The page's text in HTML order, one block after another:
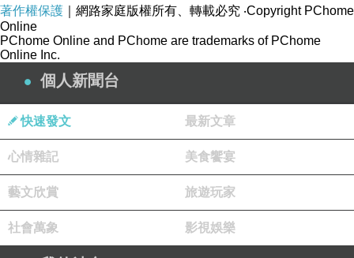
2、從原包裝鋁箔袋中取出試 劑條，將試 劑條按
箭頭方向插入尿液標本中。註意尿液液面不能超
過試 劑條的標記線。
3、至少5秒鐘後取出平放於幹凈平整的臺面上觀
察結果。
4、等待紫紅色條帶的出現，測試結果應在3分鐘
時讀取，10分鐘後判定無效。
建議采用晨尿做測試，
美國黑金 16片裝
濃縮，激素水平較高，另外為提高試驗的正確
率，測試前夜還應盡量減少飲水量。
著作權保護 ｜網路家庭版權所有、轉載必究 ‧Copyright PChome
Online
PChome Online and PChome are trademarks of PChome
Online Inc.
個人新聞台
快速發文 最新文章
心情雜記 美食饗宴
藝文欣賞 旅遊玩家
社會萬象 影視娛樂